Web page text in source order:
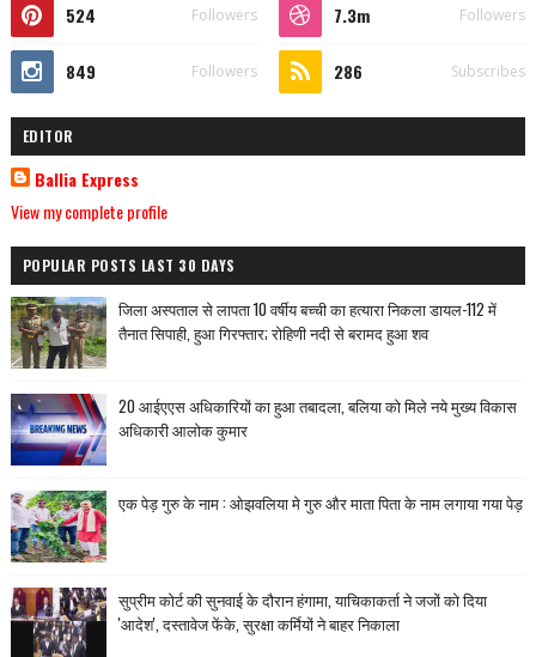
524 Followers 7.3m Followers
849 Followers 286 Subscribes
EDITOR
Ballia Express
View my complete profile
POPULAR POSTS LAST 30 DAYS
जिला अस्पताल से लापता 10 वर्षीय बच्ची का हत्यारा निकला डायल-112 में
तैनात सिपाही, हुआ गिरफ्तार; रोहिणी नदी से बरामद हुआ शव
20 आईएएस अधिकारियों का हुआ तबादला, बलिया को मिले नये मुख्य विकास
अधिकारी आलोक कुमार
एक पेड़ गुरु के नाम : ओझवलिया मे गुरु और माता पिता के नाम लगाया गया पेड़
सुप्रीम कोर्ट की सुनवाई के दौरान हंगामा, याचिकाकर्ता ने जजों को दिया
'आदेश', दस्तावेज फेंके, सुरक्षा कर्मियों ने बाहर निकाला